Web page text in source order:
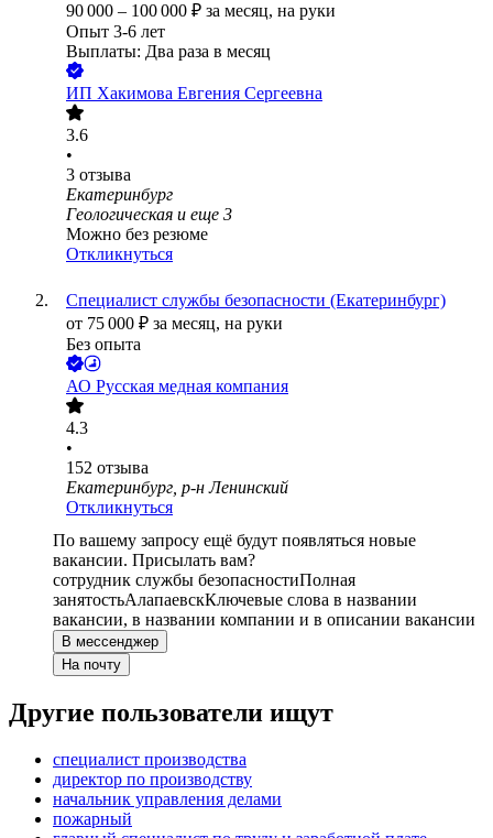
90 000 – 100 000 ₽ за месяц, на руки
Опыт 3-6 лет
Выплаты: Два раза в месяц
ИП Хакимова Евгения Сергеевна
3.6
•
3 отзыва
Екатеринбург
Геологическая и еще 3
Можно без резюме
Откликнуться
Специалист службы безопасности (Екатеринбург)
от 75 000 ₽ за месяц, на руки
Без опыта
АО Русская медная компания
4.3
•
152 отзыва
Екатеринбург, р-н Ленинский
Откликнуться
По вашему запросу ещё будут появляться новые
вакансии. Присылать вам?
сотрудник службы безопасностиПолная
занятостьАлапаевскКлючевые слова в названии
вакансии, в названии компании и в описании вакансии
В мессенджер
На почту
Другие пользователи ищут
специалист производства
директор по производству
начальник управления делами
пожарный